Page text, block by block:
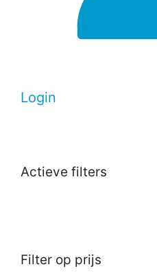
Login
Actieve filters
Filter op prijs